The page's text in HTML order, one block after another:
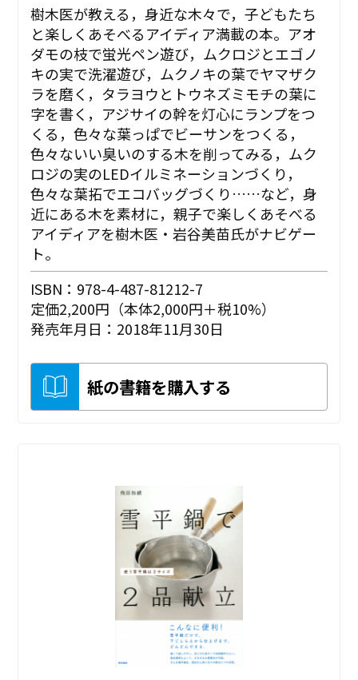
樹木医が教える，身近な木々で，子どもたち
と楽しくあそべるアイディア満載の本。アオ
ダモの枝で蛍光ペン遊び，ムクロジとエゴノ
キの実で洗濯遊び，ムクノキの葉でヤマザク
ラを磨く，タラヨウとトウネズミモチの葉に
字を書く，アジサイの幹を灯心にランプをつ
くる，色々な葉っぱでビーサンをつくる，
色々ないい臭いのする木を削ってみる，ムク
ロジの実のLEDイルミネーションづくり，
色々な葉拓でエコバッグづくり……など，身
近にある木を素材に，親子で楽しくあそべる
アイディアを樹木医・岩谷美苗氏がナビゲー
ト。
ISBN：978-4-487-81212-7
定価2,200円（本体2,000円＋税10%）
発売年月日：2018年11月30日
紙の書籍を購入する